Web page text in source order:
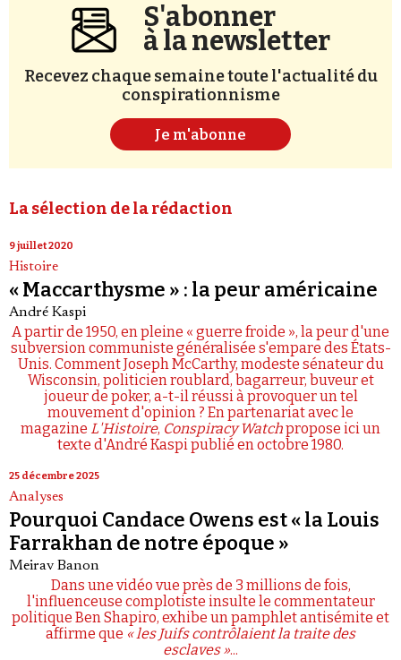
S'abonner
à la newsletter
Recevez chaque semaine toute l'actualité du
conspirationnisme
Je m'abonne
La sélection de la rédaction
9 juillet 2020
Histoire
« Maccarthysme » : la peur américaine
André Kaspi
A partir de 1950, en pleine « guerre froide », la peur d'une
subversion communiste généralisée s'empare des États-
Unis. Comment Joseph McCarthy, modeste sénateur du
Wisconsin, politicien roublard, bagarreur, buveur et
joueur de poker, a-t-il réussi à provoquer un tel
mouvement d'opinion ? En partenariat avec le
magazine L'Histoire, Conspiracy Watchpropose ici un
texte d'André Kaspi publié en octobre 1980.
25 décembre 2025
Analyses
Pourquoi Candace Owens est « la Louis
Farrakhan de notre époque »
Meirav Banon
Dans une vidéo vue près de 3 millions de fois,
l'influenceuse complotiste insulte le commentateur
politique Ben Shapiro, exhibe un pamphlet antisémite et
affirme que « les Juifs contrôlaient la traite des
esclaves »...